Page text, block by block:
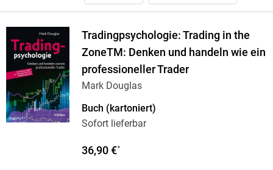
Tradingpsychologie: Trading in the
ZoneTM: Denken und handeln wie ein
professioneller Trader
Mark Douglas
Buch (kartoniert)
Sofort lieferbar
36,90 €*